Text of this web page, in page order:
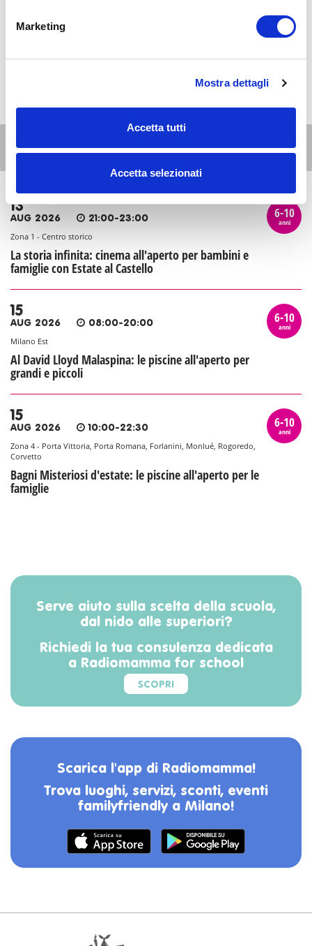
Marketing
Mostra dettagli
Accetta tutti
Accetta selezionati
Altri eventi per questa età
13
AUG 2026 21:00-23:00
Zona 1 - Centro storico
La storia infinita: cinema all'aperto per bambini e
famiglie con Estate al Castello
6-10
anni
15
AUG 2026 08:00-20:00
Milano Est
Al David Lloyd Malaspina: le piscine all'aperto per
grandi e piccoli
6-10
anni
15
AUG 2026 10:00-22:30
Zona 4 - Porta Vittoria, Porta Romana, Forlanini, Monlué, Rogoredo,
Corvetto
Bagni Misteriosi d'estate: le piscine all'aperto per le
famiglie
6-10
anni
Serve aiuto sulla scelta della scuola,
dal nido alle superiori?
Richiedi la tua consulenza dedicata
a Radiomamma for school
SCOPRI
Scarica l'app di Radiomamma!
Trova luoghi, servizi, sconti, eventi
familyfriendly a Milano!